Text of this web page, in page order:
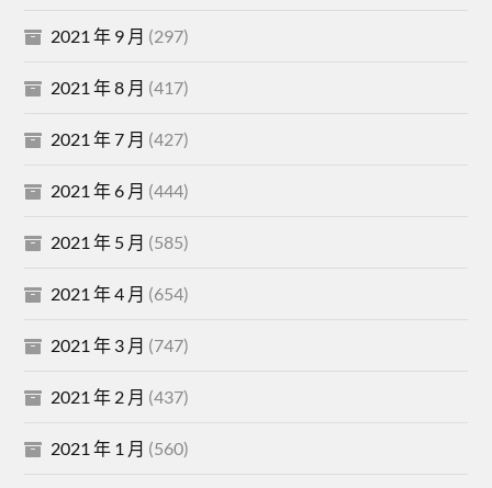
2021 年 9 月 (297)
2021 年 8 月 (417)
2021 年 7 月 (427)
2021 年 6 月 (444)
2021 年 5 月 (585)
2021 年 4 月 (654)
2021 年 3 月 (747)
2021 年 2 月 (437)
2021 年 1 月 (560)